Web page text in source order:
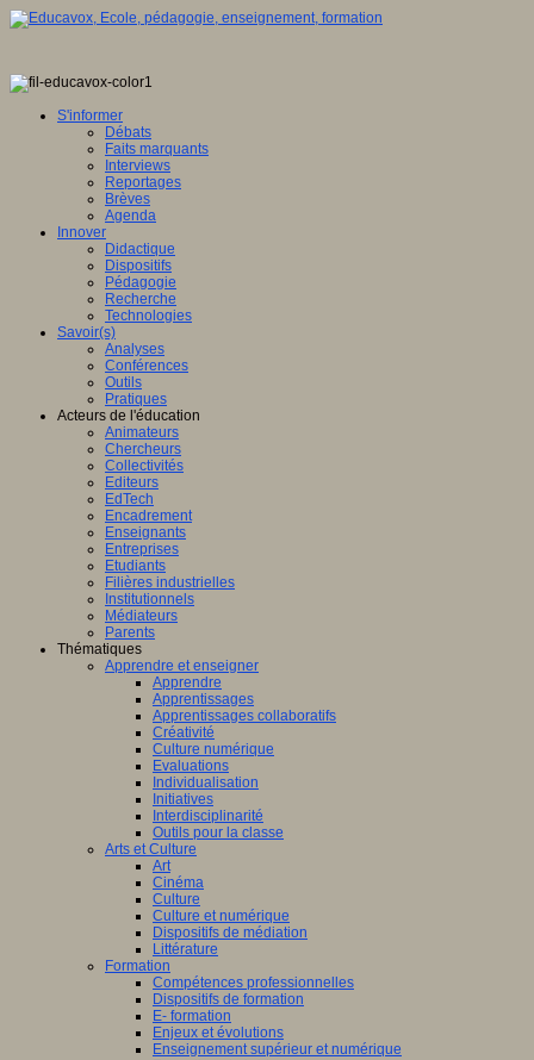
S'informer
Débats
Faits marquants
Interviews
Reportages
Brèves
Agenda
Innover
Didactique
Dispositifs
Pédagogie
Recherche
Technologies
Savoir(s)
Analyses
Conférences
Outils
Pratiques
Acteurs de l'éducation
Animateurs
Chercheurs
Collectivités
Editeurs
EdTech
Encadrement
Enseignants
Entreprises
Etudiants
Filières industrielles
Institutionnels
Médiateurs
Parents
Thématiques
Apprendre et enseigner
Apprendre
Apprentissages
Apprentissages collaboratifs
Créativité
Culture numérique
Evaluations
Individualisation
Initiatives
Interdisciplinarité
Outils pour la classe
Arts et Culture
Art
Cinéma
Culture
Culture et numérique
Dispositifs de médiation
Littérature
Formation
Compétences professionnelles
Dispositifs de formation
E- formation
Enjeux et évolutions
Enseignement supérieur et numérique